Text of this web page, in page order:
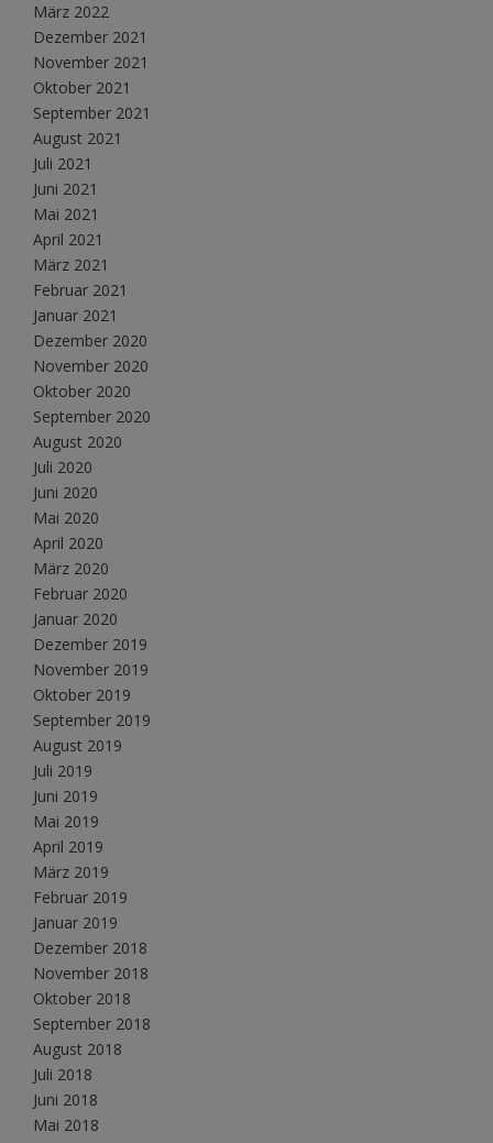
März 2022
Dezember 2021
November 2021
Oktober 2021
September 2021
August 2021
Juli 2021
Juni 2021
Mai 2021
April 2021
März 2021
Februar 2021
Januar 2021
Dezember 2020
November 2020
Oktober 2020
September 2020
August 2020
Juli 2020
Juni 2020
Mai 2020
April 2020
März 2020
Februar 2020
Januar 2020
Dezember 2019
November 2019
Oktober 2019
September 2019
August 2019
Juli 2019
Juni 2019
Mai 2019
April 2019
März 2019
Februar 2019
Januar 2019
Dezember 2018
November 2018
Oktober 2018
September 2018
August 2018
Juli 2018
Juni 2018
Mai 2018